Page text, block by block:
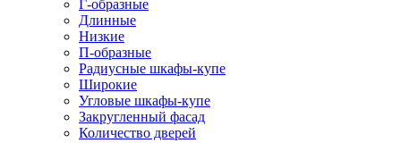
Г-образные
Длинные
Низкие
П-образные
Радиусные шкафы-купе
Широкие
Угловые шкафы-купе
Закругленный фасад
Количество дверей